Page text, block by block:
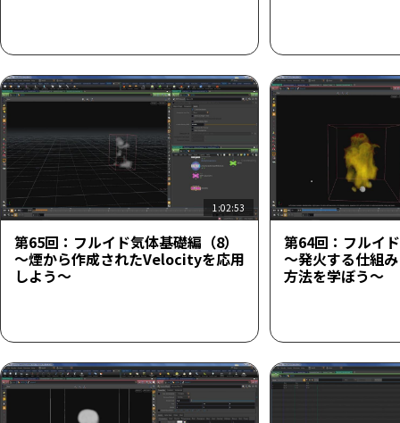
1:02:53
第65回：フルイド気体基礎編（8）
～煙から作成されたVelocityを応用
しよう～
第64回：フルイ
～発火する仕組
方法を学ぼう～